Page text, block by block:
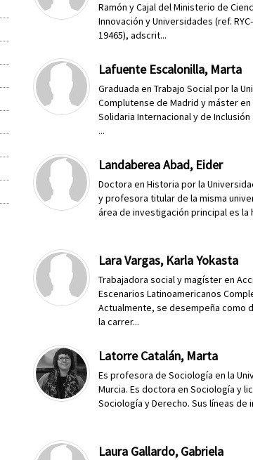
Ramón y Cajal del Ministerio de
Innovación y Universidades (ref.
19465), adscrit...
Lafuente Escalonilla, Marta
Graduada en Trabajo Social por la
Complutense de Madrid y máster en
Solidaria Internacional y de Inclusión
...
Landaberea Abad, Eider
Doctora en Historia por la
y profesora titular de la misma
área de investigación principal es la
Lara Vargas, Karla Yokasta
Trabajadora social y magíster en
Escenarios Latinoamericanos
Actualmente, se desempeña como
la carrer...
Latorre Catalán, Marta
Es profesora de Sociología en la
Murcia. Es doctora en Sociología y
Sociología y Derecho. Sus líneas de
Laura Gallardo, Gabriela